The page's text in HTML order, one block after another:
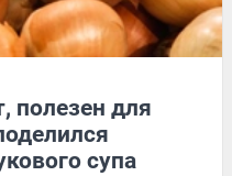
полезен для
супа